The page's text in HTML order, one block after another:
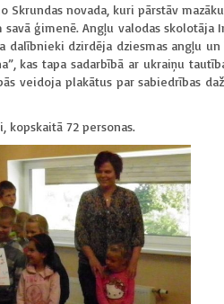
novada, kuri pārstāv
ģimenē. Angļu valodas skolotāja
dzirdēja dziesmas angļu
kas tapa sadarbībā ar ukraiņu
veidoja plakātus par sabiedrības
kopskaitā 72 personas.